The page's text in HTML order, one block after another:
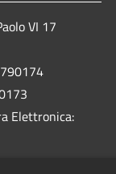
VI 17
Elettronica: